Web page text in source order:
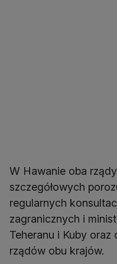
W Hawanie oba
szczegółowych
regularnych
zagranicznych i
Teheranu i Kuby oraz
rządów obu krajów.